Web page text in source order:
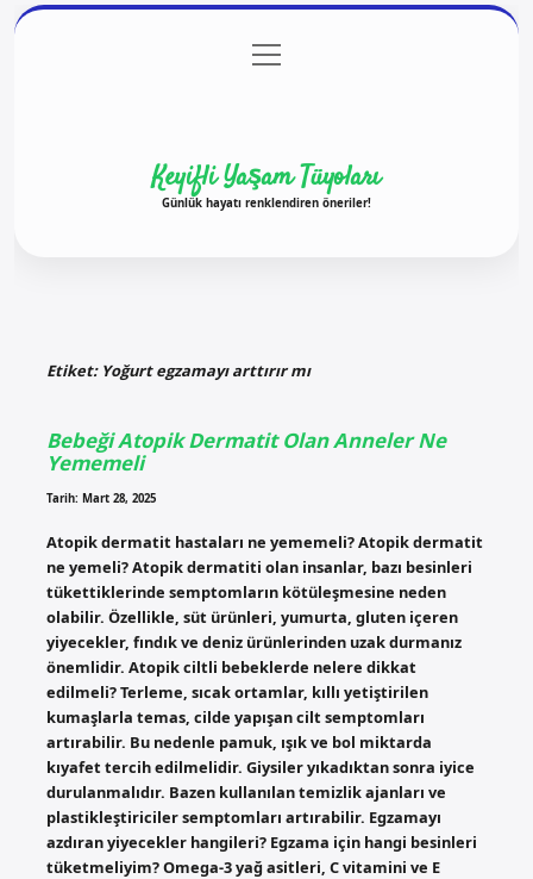
Gizlilik Politikası
menüyü
aç
Keyifli Yaşam Tüyoları
Günlük hayatı renklendiren öneriler!
Etiket: Yoğurt egzamayı arttırır mı
Bebeği Atopik Dermatit Olan Anneler Ne
Yememeli
Tarih: Mart 28, 2025
Atopik dermatit hastaları ne yememeli? Atopik dermatit
ne yemeli? Atopik dermatiti olan insanlar, bazı besinleri
tükettiklerinde semptomların kötüleşmesine neden
olabilir. Özellikle, süt ürünleri, yumurta, gluten içeren
yiyecekler, fındık ve deniz ürünlerinden uzak durmanız
önemlidir. Atopik ciltli bebeklerde nelere dikkat
edilmeli? Terleme, sıcak ortamlar, kıllı yetiştirilen
kumaşlarla temas, cilde yapışan cilt semptomları
artırabilir. Bu nedenle pamuk, ışık ve bol miktarda
kıyafet tercih edilmelidir. Giysiler yıkadıktan sonra iyice
durulanmalıdır. Bazen kullanılan temizlik ajanları ve
plastikleştiriciler semptomları artırabilir. Egzamayı
azdıran yiyecekler hangileri? Egzama için hangi besinleri
tüketmeliyim? Omega-3 yağ asitleri, C vitamini ve E